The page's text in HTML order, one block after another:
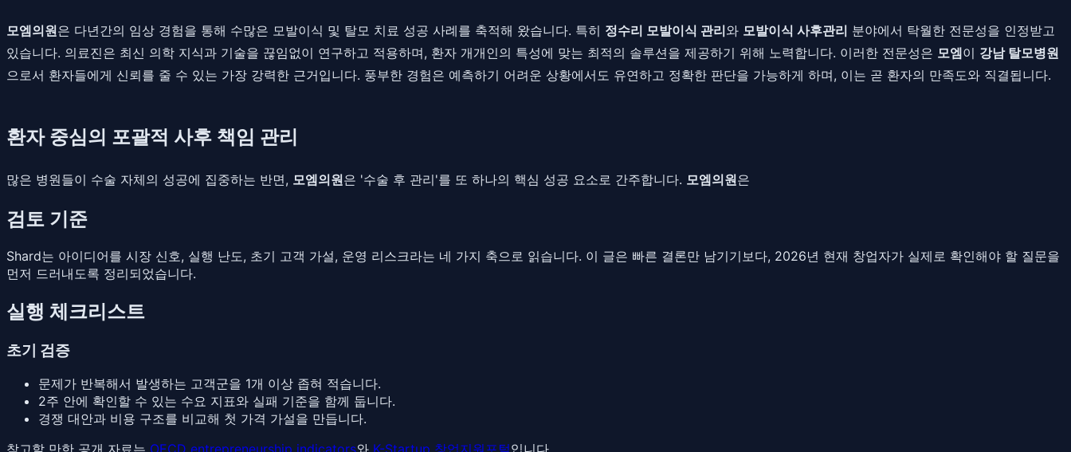
모엠의원은 다년간의 임상 경험을 통해 수많은 모발이식 및 탈모 치료 성공 사례를 축적해 왔습니다. 특히 정수리 모발이식 관리와 모발이식 사후관리 분야에서 탁월한 전문성을 인정받고
있습니다. 의료진은 최신 의학 지식과 기술을 끊임없이 연구하고 적용하며, 환자 개개인의 특성에 맞는 최적의 솔루션을 제공하기 위해 노력합니다. 이러한 전문성은 모엠이 강남 탈모병원
으로서 환자들에게 신뢰를 줄 수 있는 가장 강력한 근거입니다. 풍부한 경험은 예측하기 어려운 상황에서도 유연하고 정확한 판단을 가능하게 하며, 이는 곧 환자의 만족도와 직결됩니다.
환자 중심의 포괄적 사후 책임 관리
많은 병원들이 수술 자체의 성공에 집중하는 반면, 모엠의원은 '수술 후 관리'를 또 하나의 핵심 성공 요소로 간주합니다. 모엠의원은
검토 기준
Shard는 아이디어를 시장 신호, 실행 난도, 초기 고객 가설, 운영 리스크라는 네 가지 축으로 읽습니다. 이 글은 빠른 결론만 남기기보다, 2026년 현재 창업자가 실제로 확인해야 할 질문을
먼저 드러내도록 정리되었습니다.
실행 체크리스트
초기 검증
문제가 반복해서 발생하는 고객군을 1개 이상 좁혀 적습니다.
2주 안에 확인할 수 있는 수요 지표와 실패 기준을 함께 둡니다.
경쟁 대안과 비용 구조를 비교해 첫 가격 가설을 만듭니다.